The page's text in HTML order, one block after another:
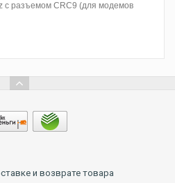
с разъемом CRC9 (для модемов
и возврате товара